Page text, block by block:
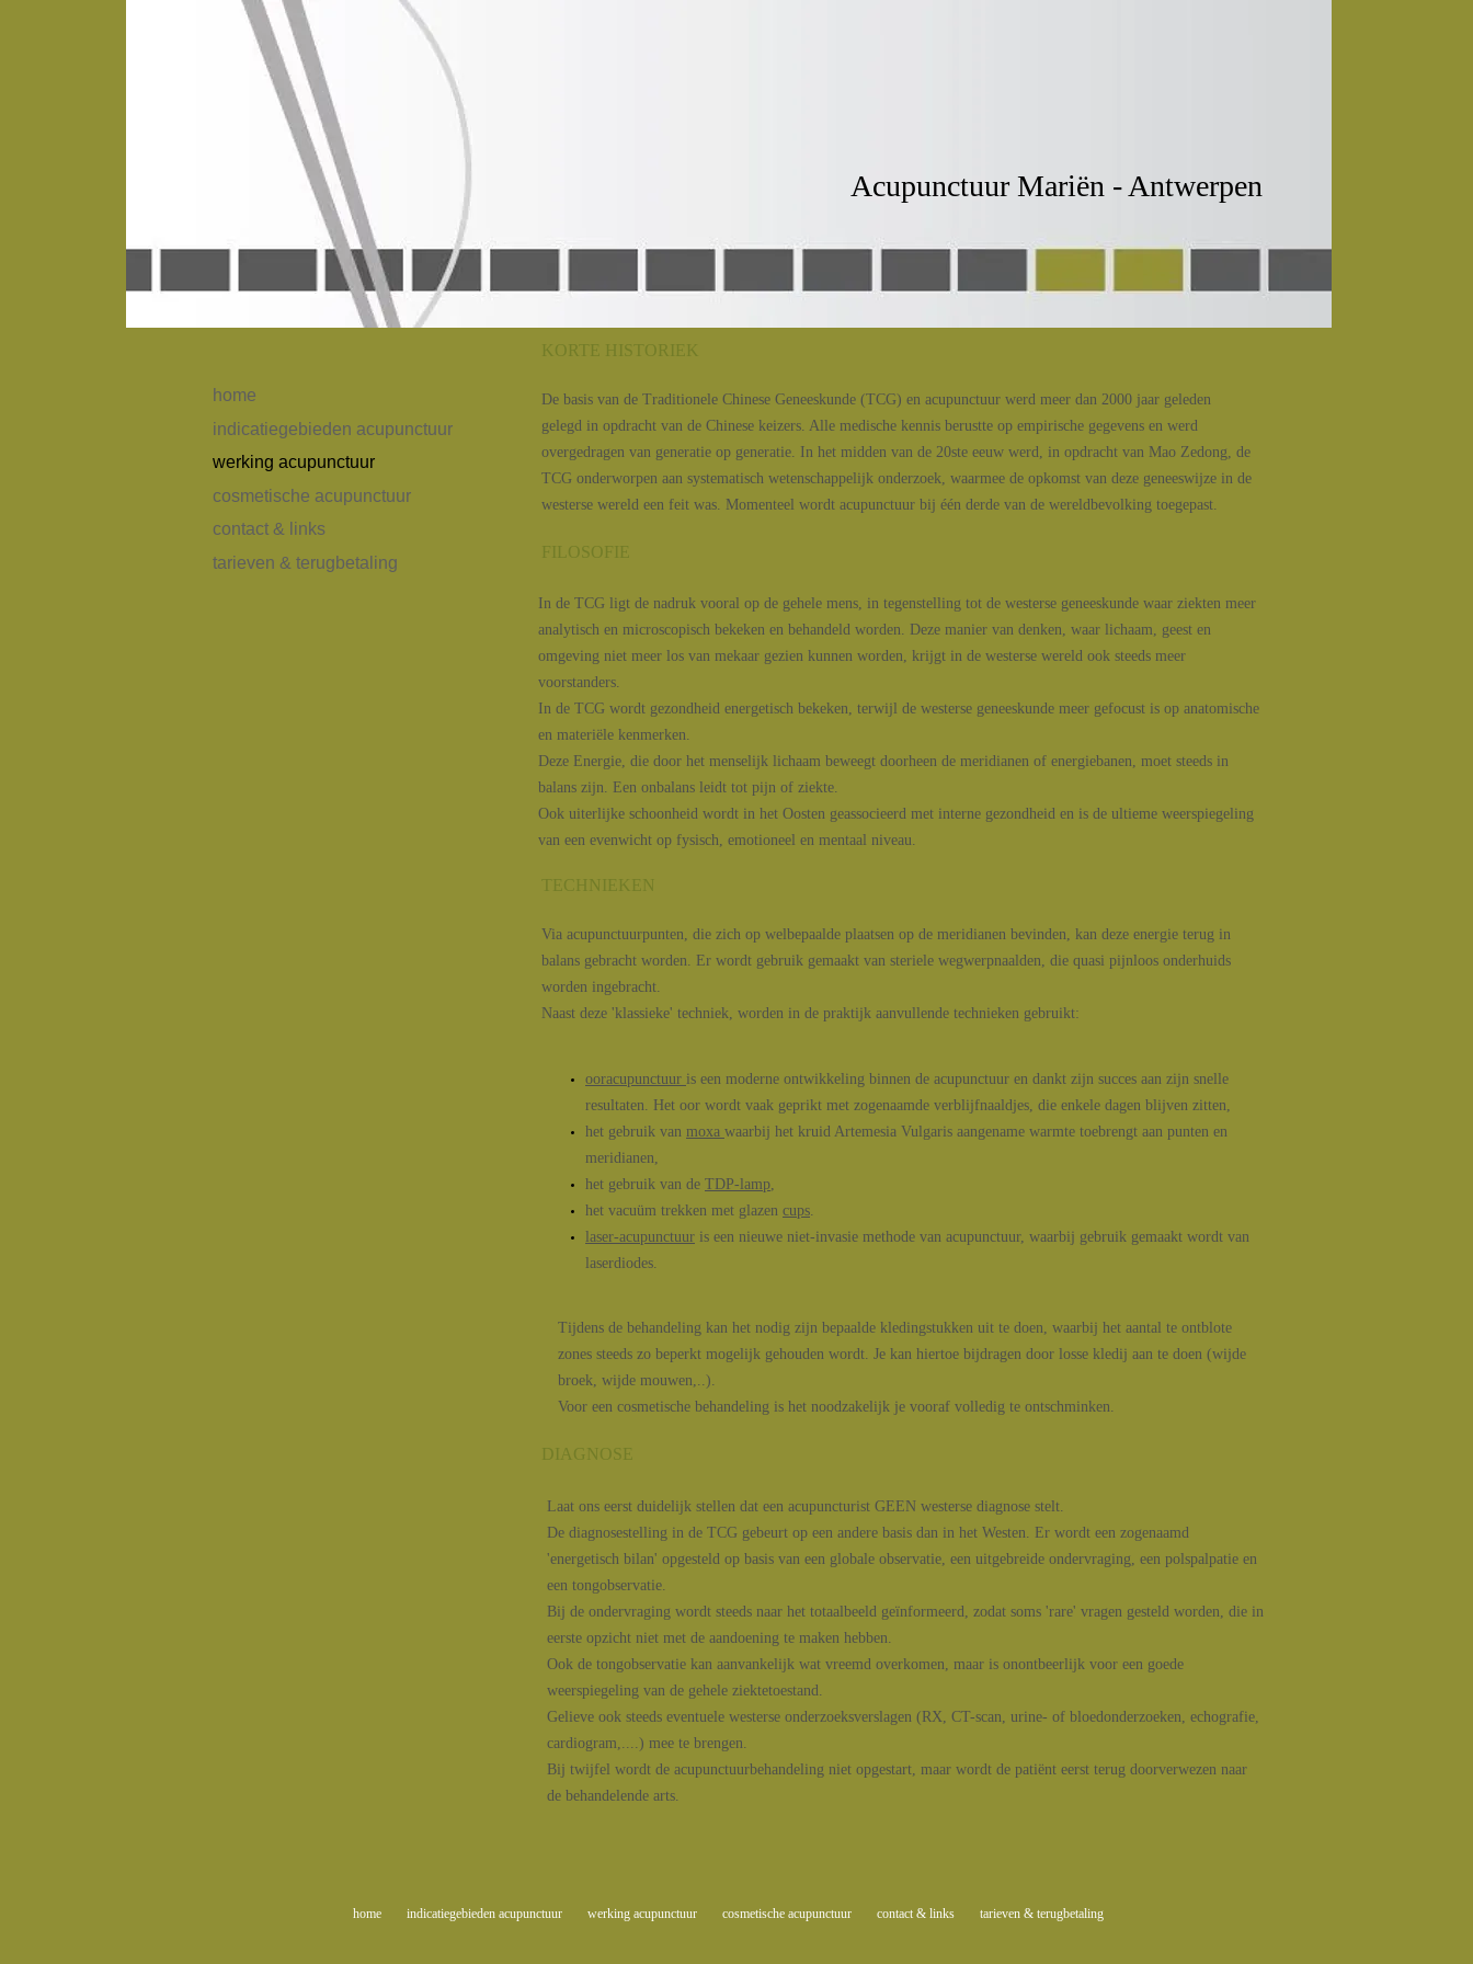
Acupunctuur Mariën - Antwerpen
home
indicatiegebieden acupunctuur
werking acupunctuur
cosmetische acupunctuur
contact & links
tarieven & terugbetaling
KORTE HISTORIEK
De basis van de Traditionele Chinese Geneeskunde (TCG) en acupunctuur werd meer dan 2000 jaar geleden
gelegd in opdracht van de Chinese keizers. Alle medische kennis berustte op empirische gegevens en werd
overgedragen van generatie op generatie. In het midden van de 20ste eeuw werd, in opdracht van Mao Zedong, de
TCG onderworpen aan systematisch wetenschappelijk onderzoek, waarmee de opkomst van deze geneeswijze in de
westerse wereld een feit was. Momenteel wordt acupunctuur bij één derde van de wereldbevolking toegepast.
FILOSOFIE
In de TCG ligt de nadruk vooral op de gehele mens, in tegenstelling tot de westerse geneeskunde waar ziekten meer
analytisch en microscopisch bekeken en behandeld worden. Deze manier van denken, waar lichaam, geest en
omgeving niet meer los van mekaar gezien kunnen worden, krijgt in de westerse wereld ook steeds meer
voorstanders.
In de TCG wordt gezondheid energetisch bekeken, terwijl de westerse geneeskunde meer gefocust is op anatomische
en materiële kenmerken.
Deze Energie, die door het menselijk lichaam beweegt doorheen de meridianen of energiebanen, moet steeds in
balans zijn. Een onbalans leidt tot pijn of ziekte.
Ook uiterlijke schoonheid wordt in het Oosten geassocieerd met interne gezondheid en is de ultieme weerspiegeling
van een evenwicht op fysisch, emotioneel en mentaal niveau.
TECHNIEKEN
Via acupunctuurpunten, die zich op welbepaalde plaatsen op de meridianen bevinden, kan deze energie terug in
balans gebracht worden. Er wordt gebruik gemaakt van steriele wegwerpnaalden, die quasi pijnloos onderhuids
worden ingebracht.
Naast deze 'klassieke' techniek, worden in de praktijk aanvullende technieken gebruikt:
ooracupunctuur is een moderne ontwikkeling binnen de acupunctuur en dankt zijn succes aan zijn snelle
resultaten. Het oor wordt vaak geprikt met zogenaamde verblijfnaaldjes, die enkele dagen blijven zitten,
het gebruik van moxa waarbij het kruid Artemesia Vulgaris aangename warmte toebrengt aan punten en
meridianen,
het gebruik van de TDP-lamp,
het vacuüm trekken met glazen cups.
laser-acupunctuur is een nieuwe niet-invasie methode van acupunctuur, waarbij gebruik gemaakt wordt van
laserdiodes.
Tijdens de behandeling kan het nodig zijn bepaalde kledingstukken uit te doen, waarbij het aantal te ontblote
zones steeds zo beperkt mogelijk gehouden wordt. Je kan hiertoe bijdragen door losse kledij aan te doen (wijde
broek, wijde mouwen,..).
Voor een cosmetische behandeling is het noodzakelijk je vooraf volledig te ontschminken.
DIAGNOSE
Laat ons eerst duidelijk stellen dat een acupuncturist GEEN westerse diagnose stelt.
De diagnosestelling in de TCG gebeurt op een andere basis dan in het Westen. Er wordt een zogenaamd
'energetisch bilan' opgesteld op basis van een globale observatie, een uitgebreide ondervraging, een polspalpatie en
een tongobservatie.
Bij de ondervraging wordt steeds naar het totaalbeeld geïnformeerd, zodat soms 'rare' vragen gesteld worden, die in
eerste opzicht niet met de aandoening te maken hebben.
Ook de tongobservatie kan aanvankelijk wat vreemd overkomen, maar is onontbeerlijk voor een goede
weerspiegeling van de gehele ziektetoestand.
Gelieve ook steeds eventuele westerse onderzoeksverslagen (RX, CT-scan, urine- of bloedonderzoeken, echografie,
cardiogram,....) mee te brengen.
Bij twijfel wordt de acupunctuurbehandeling niet opgestart, maar wordt de patiënt eerst terug doorverwezen naar
de behandelende arts.
home indicatiegebieden acupunctuur werking acupunctuur cosmetische acupunctuur contact & links tarieven & terugbetaling